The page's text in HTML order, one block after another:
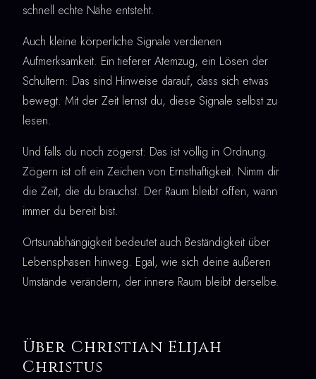
schnell echte Nähe entsteht.
Auch kleine körperliche Signale verdienen
Aufmerksamkeit. Ein tieferer Atemzug, ein Lösen der
Schultern: Das sind Hinweise darauf, dass sich etwas
bewegt. Mit der Zeit lernst du, diese Signale selbst zu
lesen.
Und falls du noch zögerst: Das ist völlig in Ordnung.
Zögern ist oft ein Zeichen von Ernsthaftigkeit. Nimm dir
die Zeit, die du brauchst. Der Raum bleibt offen, wann
immer du bereit bist.
Ortsunabhängigkeit bedeutet auch Beständigkeit über
Lebensphasen hinweg. Egal, wie sich deine äußeren
Umstände verändern, der innere Raum bleibt derselbe.
Über Christian Elijah
Christus